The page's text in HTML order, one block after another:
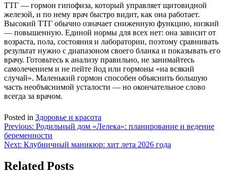
ТТГ — гормон гипофиза, который управляет щитовидной
железой, и по нему врач быстро видит, как она работает.
Высокий ТТГ обычно означает сниженную функцию, низкий
— повышенную. Единой нормы для всех нет: она зависит от
возраста, пола, состояния и лаборатории, поэтому сравнивать
результат нужно с диапазоном своего бланка и показывать его
врачу. Готовьтесь к анализу правильно, не занимайтесь
самолечением и не пейте йод или гормоны «на всякий
случай». Маленький гормон способен объяснить большую
часть необъяснимой усталости — но окончательное слово
всегда за врачом.
Posted in Здоровье и красота
Навигация
по
Previous: Родильный дом «Лелека»: планирование и ведение
беременности
Next: Клубничный маникюр: хит лета 2026 года
Related Posts